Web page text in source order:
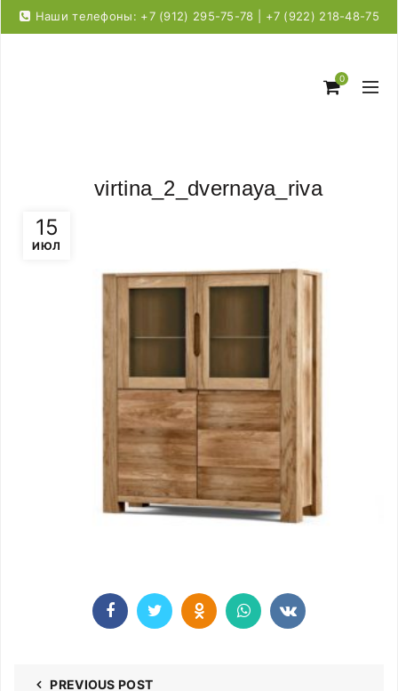
Наши телефоны: +7 (912) 295-75-78 | +7 (922) 218-48-75
0
15
ИЮЛ
virtina_2_dvernaya_riva
PREVIOUS POST